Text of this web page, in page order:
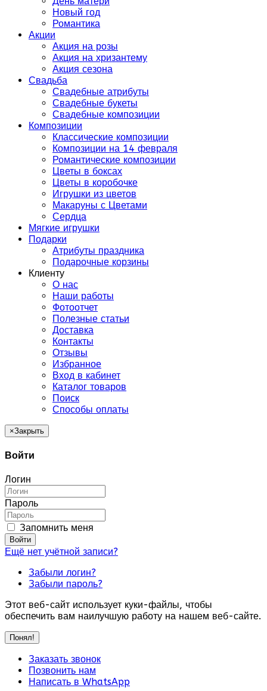
Новый год
Романтика
Акции
Акция на розы
Акция на хризантему
Акция сезона
Свадьба
Свадебные атрибуты
Свадебные букеты
Свадебные композиции
Композиции
Классические композиции
Композиции на 14 февраля
Романтические композиции
Цветы в боксах
Цветы в коробочке
Игрушки из цветов
Макаруны с Цветами
Сердца
Мягкие игрушки
Подарки
Атрибуты праздника
Подарочные корзины
Клиенту
О нас
Наши работы
Фотоотчет
Полезные статьи
Доставка
Контакты
Отзывы
Избранное
Вход в кабинет
Каталог товаров
Поиск
Способы оплаты
×Закрыть
Войти
Логин
Пароль
Запомнить меня
Войти
Ещё нет учётной записи?
Забыли логин?
Забыли пароль?
Этот веб-сайт использует куки-файлы, чтобы
обеспечить вам наилучшую работу на нашем веб-сайте.
Понял!
Заказать звонок
Позвонить нам
Написать в WhatsApp